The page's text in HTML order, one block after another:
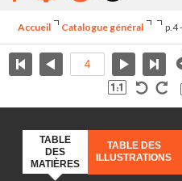
élévé
Accueil Catalogue général p.4
TABLE
DES
MATIÈRES
TABLE DES
ILLUSTRATIONS